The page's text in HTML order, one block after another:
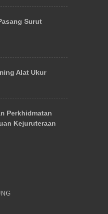
Surut
Alat Ukur
Perkhidmatan
Kejuruteraan